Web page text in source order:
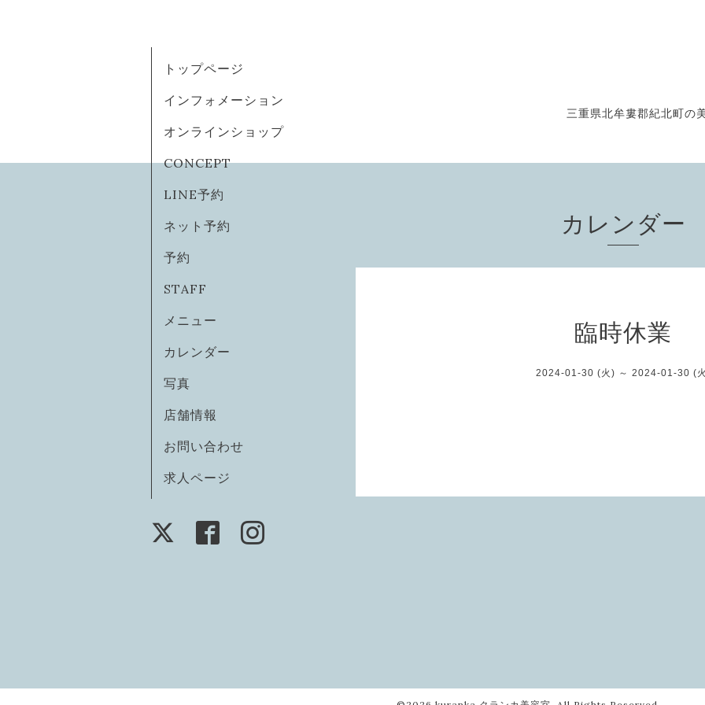
三重県北牟婁郡紀北町の
トップページ
インフォメーション
オンラインショップ
CONCEPT
LINE予約
ネット予約
予約
STAFF
メニュー
カレンダー
写真
店舗情報
お問い合わせ
求人ページ
カレンダー
臨時休業
2024-01-30 (火) ～ 2024-01-30 (